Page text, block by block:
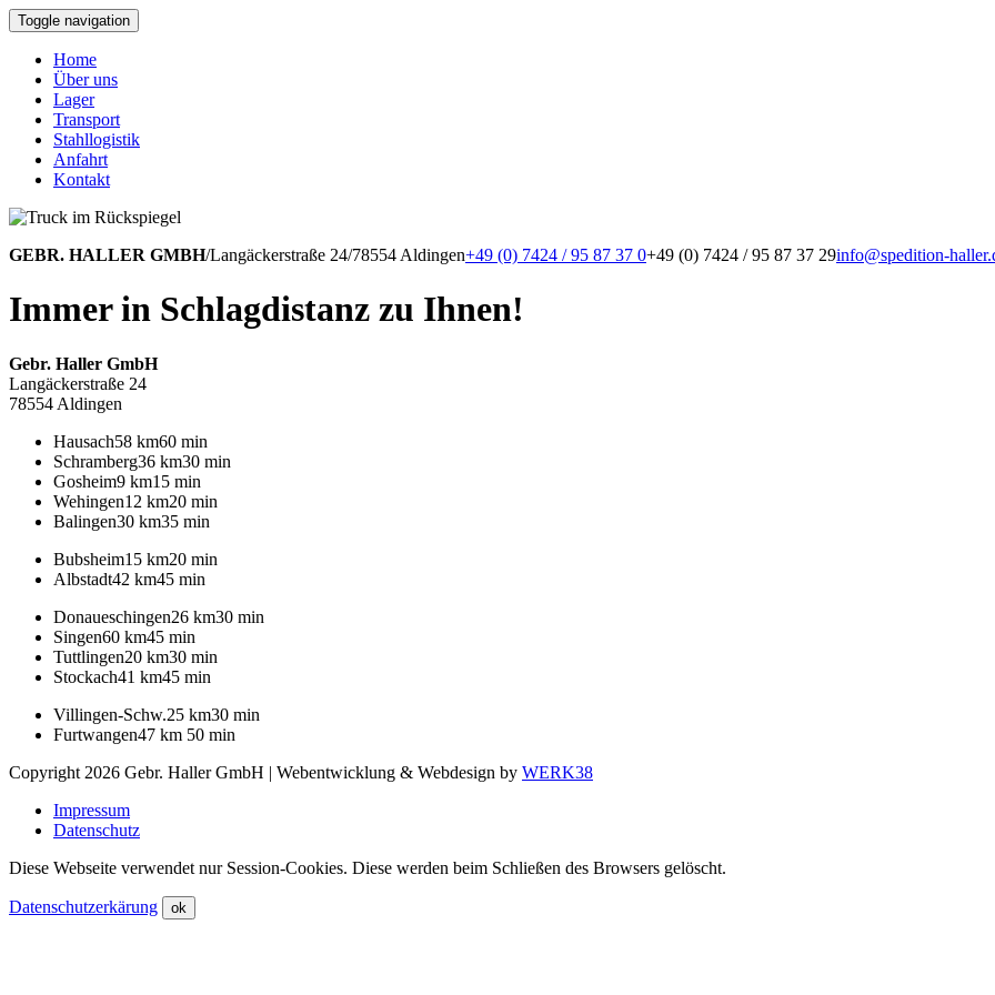
Toggle navigation
Home
Über uns
Lager
Transport
Stahllogistik
Anfahrt
Kontakt
GEBR. HALLER GMBH/Langäckerstraße 24/78554 Aldingen+49 (0) 7424 / 95 87 37 0+49 (0) 7424 / 95 87 37 29info@spedition-
Immer in Schlagdistanz zu Ihnen!
Gebr. Haller GmbH
Langäckerstraße 24
78554 Aldingen
Hausach58 km60 min
Schramberg36 km30 min
Gosheim9 km15 min
Wehingen12 km20 min
Balingen30 km35 min
Bubsheim15 km20 min
Albstadt42 km45 min
Donaueschingen26 km30 min
Singen60 km45 min
Tuttlingen20 km30 min
Stockach41 km45 min
Villingen-Schw.25 km30 min
Furtwangen47 km 50 min
Copyright 2026 Gebr. Haller GmbH | Webentwicklung & Webdesign by WERK38
Impressum
Datenschutz
Diese Webseite verwendet nur Session-Cookies. Diese werden beim Schließen des Browsers gelöscht.
Datenschutzerkärung ok